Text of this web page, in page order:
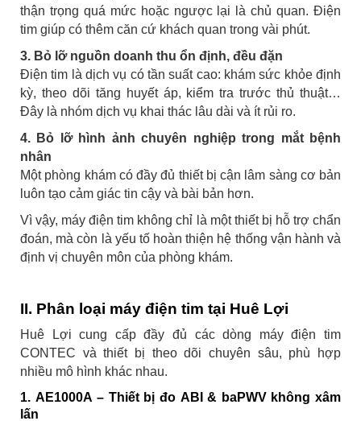
thận trọng quá mức hoặc ngược lại là chủ quan. Điện
tim giúp có thêm căn cứ khách quan trong vài phút.
3. Bỏ lỡ nguồn doanh thu ổn định, đều đặn
Điện tim là dịch vụ có tần suất cao: khám sức khỏe định
kỳ, theo dõi tăng huyết áp, kiểm tra trước thủ thuật…
Đây là nhóm dịch vụ khai thác lâu dài và ít rủi ro.
4. Bỏ lỡ hình ảnh chuyên nghiệp trong mắt bệnh
nhân
Một phòng khám có đầy đủ thiết bị cận lâm sàng cơ bản
luôn tạo cảm giác tin cậy và bài bản hơn.
Vì vậy, máy điện tim không chỉ là một thiết bị hỗ trợ chẩn
đoán, mà còn là yếu tố hoàn thiện hệ thống vận hành và
định vị chuyên môn của phòng khám.
II. Phân loại máy điện tim tại Huê Lợi
Huê Lợi cung cấp đầy đủ các dòng máy điện tim
CONTEC và thiết bị theo dõi chuyên sâu, phù hợp
nhiều mô hình khác nhau.
1. AE1000A – Thiết bị đo ABI & baPWV không xâm
lấn